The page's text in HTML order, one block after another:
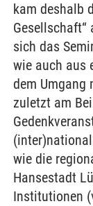
kam deshalb
sich das
wie auch aus
dem Umgang
zuletzt am
wie die
Hansestadt
Institutionen